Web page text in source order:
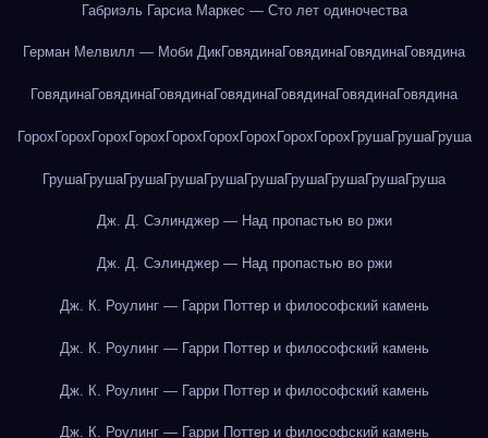
Габриэль Гарсиа Маркес — Сто лет одиночества
Герман Мелвилл — Моби ДикГовядинаГовядинаГовядинаГовядина
ГовядинаГовядинаГовядинаГовядинаГовядинаГовядинаГовядина
Горох Горох Горох Горох Горох Горох Горох Горох Горох ГрушаГрушаГруша
ГрушаГрушаГрушаГрушаГрушаГрушаГрушаГрушаГрушаГруша
Дж. Д. Сэлинджер — Над пропастью во ржи
Дж. Д. Сэлинджер — Над пропастью во ржи
Дж. К. Роулинг — Гарри Поттер и философский камень
Дж. К. Роулинг — Гарри Поттер и философский камень
Дж. К. Роулинг — Гарри Поттер и философский камень
Дж. К. Роулинг — Гарри Поттер и философский камень